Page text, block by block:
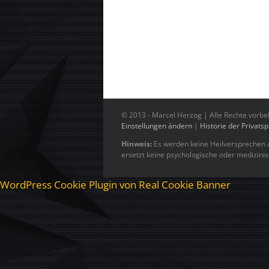
© 2013 - Marcel Herzog | Alle Rechte
Einstellungen ändern | Historie der
Hinweis: Es werden keine
ersetzt keine psychologische oder
WordPress Cookie Plugin von Real Cookie Banner